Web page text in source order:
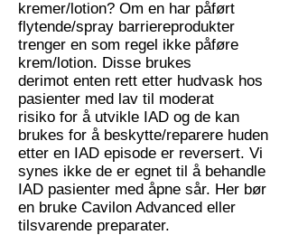
kremer/lotion? Om en har påført
flytende/spray barriereprodukter
trenger en som regel ikke påføre
krem/lotion. Disse brukes
derimot enten rett etter hudvask hos
pasienter med lav til moderat
risiko for å utvikle IAD og de kan
brukes for å beskytte/reparere huden
etter en IAD episode er reversert. Vi
synes ikke de er egnet til å behandle
IAD pasienter med åpne sår. Her bør
en bruke Cavilon Advanced eller
tilsvarende preparater.